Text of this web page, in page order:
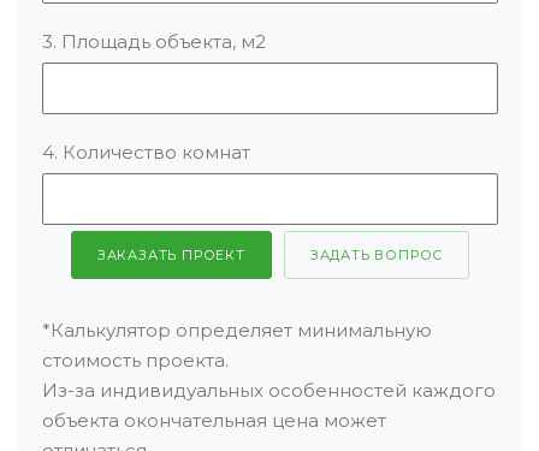
3. Площадь объекта, м2
4. Количество комнат
ЗАКАЗАТЬ ПРОЕКТ ЗАДАТЬ ВОПРОС
*Калькулятор определяет минимальную
стоимость проекта.
Из-за индивидуальных особенностей каждого
объекта окончательная цена может